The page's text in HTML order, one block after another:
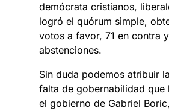
demócrata cristianos,
logró el quórum simple,
votos a favor, 71 en contra
abstenciones.
Sin duda podemos atribuir
falta de gobernabilidad que
el gobierno de Gabriel